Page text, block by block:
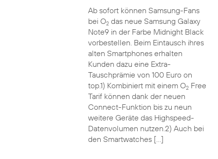
Ab sofort können Samsung-Fans
bei O2das neue Samsung Galaxy
Note9 in der Farbe Midnight Black
vorbestellen. Beim Eintausch ihres
alten Smartphones erhalten
Kunden dazu eine Extra-
Tauschprämie von 100 Euro on
top.1) Kombiniert mit einem O2Free
Tarif können dank der neuen
Connect-Funktion bis zu neun
weitere Geräte das Highspeed-
Datenvolumen nutzen.2) Auch bei
den Smartwatches […]